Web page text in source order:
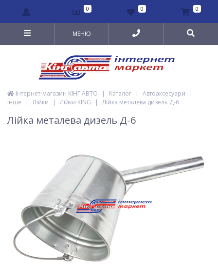
0 0 0
МЕНЮ
Інтернет-магазин КІНГ АВТО | Каталог | Автоаксесуари
|
Інше
| Лійки | Лійки KING | Лійка металева дизель Д-6
Лійка металева дизель Д-6